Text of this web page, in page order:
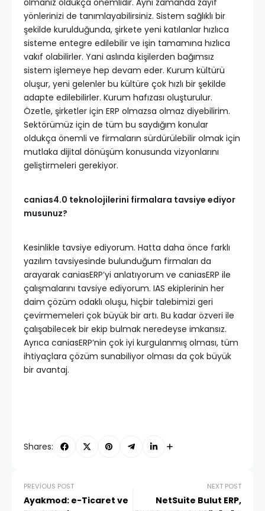
olmanız oldukça önemlidir. Aynı zamanda zayıf
yönlerinizi de tanımlayabilirsiniz. Sistem sağlıklı bir
şekilde kurulduğunda, şirkete yeni katılanlar hızlıca
sisteme entegre edilebilir ve işin tamamına hızlıca
vakıf olabilirler. Yani aslında kişilerden bağımsız
sistem işlemeye hep devam eder. Kurum kültürü
oluşur, yeni gelenler bu kültüre çok hızlı bir şekilde
adapte edilebilirler. Kurum hafızası oluşturulur.
Özetle, şirketler için ERP olmazsa olmaz diyebilirim.
Sektörümüz için de tüm bu saydığım konular
oldukça önemli ve firmaların sürdürülebilir olmak için
mutlaka dijital dönüşüm konusunda vizyonlarını
geliştirmeleri gerekiyor.
canias4.0 teknolojilerini firmalara tavsiye ediyor
musunuz?
Kesinlikle tavsiye ediyorum. Hatta daha önce farklı
yazılım tavsiyesinde bulunduğum firmaları da
arayarak caniasERP’yi anlatıyorum ve caniasERP ile
çalışmalarını tavsiye ediyorum. IAS ekiplerinin her
daim çözüm odaklı oluşu, hiçbir talebimizi geri
çevirmemeleri çok büyük bir artı. Bu kadar özveri ile
çalışabilecek bir ekip bulmak neredeyse imkansız.
Ayrıca caniasERP’nin çok iyi kurgulanmış olması, tüm
ihtiyaçlara çözüm sunabiliyor olması da çok büyük
bir avantaj.
Shares:
PREVIOUS POST
Ayakmod: e-Ticaret ve
NEXT POST
NetSuite Bulut ERP,